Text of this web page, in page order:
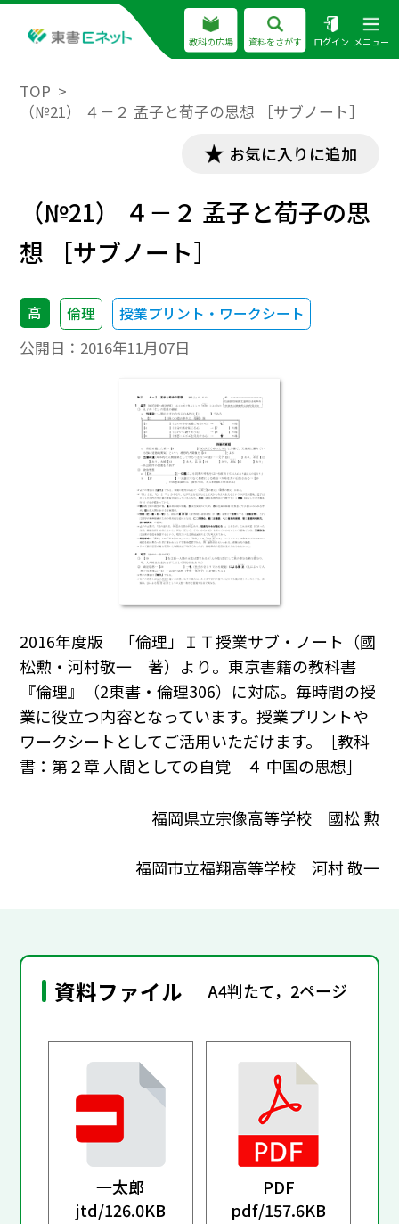
教科の広場 資料をさがす ログイン メニュー
TOP
（№21） ４－２ 孟子と荀子の思想 ［サブノート］
お気に入りに追加
（№21） ４－２ 孟子と荀子の思
想 ［サブノート］
高 倫理 授業プリント・ワークシート
公開日： 2016年11月07日
2016年度版 「倫理」ＩＴ授業サブ・ノート（國
松勲・河村敬一 著）より。東京書籍の教科書
『倫理』（2東書・倫理306）に対応。毎時間の授
業に役立つ内容となっています。授業プリントや
ワークシートとしてご活用いただけます。［教科
書：第２章 人間としての自覚 ４ 中国の思想］
福岡県立宗像高等学校 國松 勲
福岡市立福翔高等学校 河村 敬一
資料ファイル A4判たて，2ページ
一太郎
jtd/126.0KB
PDF
pdf/157.6KB